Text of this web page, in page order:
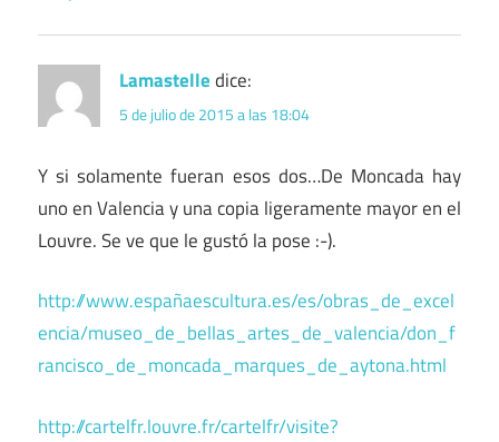
Lamastelledice:
5 de julio de 2015 a las 18:04
Y si solamente fueran esos dos…De Moncada hay
uno en Valencia y una copia ligeramente mayor en el
Louvre. Se ve que le gustó la pose :-).
http://www.españaescultura.es/es/obras_de_excel
encia/museo_de_bellas_artes_de_valencia/don_f
rancisco_de_moncada_marques_de_aytona.html
http://cartelfr.louvre.fr/cartelfr/visite?